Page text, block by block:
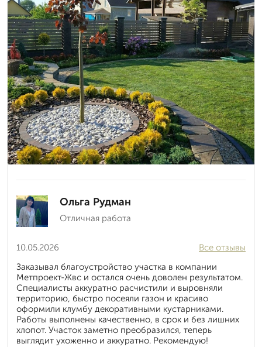
Ольга Рудман
Отличная работа
10.05.2026
Все отзывы
Заказывал благоустройство участка в компании
Метпроект-Жвс и остался очень доволен результатом.
Специалисты аккуратно расчистили и выровняли
территорию, быстро посеяли газон и красиво
оформили клумбу декоративными кустарниками.
Работы выполнены качественно, в срок и без лишних
хлопот. Участок заметно преобразился, теперь
выглядит ухоженно и аккуратно. Рекомендую!